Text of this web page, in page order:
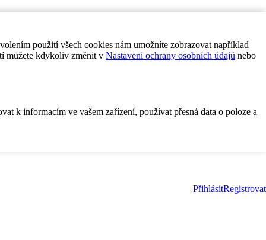
použití všech cookies nám umožníte zobrazovat například
můžete kdykoliv změnit v Nastavení ochrany osobních údajů nebo
k informacím ve vašem zařízení, používat přesná data o poloze a
PřihlásitRegistrovat